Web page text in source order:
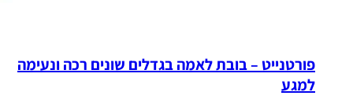
פורטנייט – בובת לאמה בגדלים שונים רכה ונעימה
למגע